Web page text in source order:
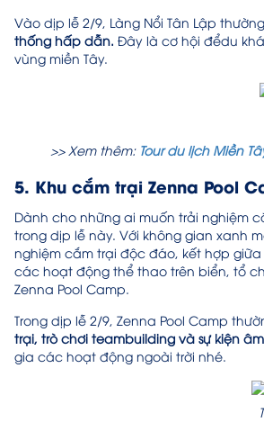
Vào dịp lễ 2/9, Làng Nổi Tân Lập
thống hấp dẫn. Đây là cơ hội đểdu
vùng miền Tây.
>> Xem thêm: Tour du lịch Miền
5. Khu cắm trại Zenna Pool
Dành cho những ai muốn trải nghiệm
trong dịp lễ này. Với không gian xanh
nghiệm cắm trại độc đáo, kết hợp
các hoạt động thể thao trên biển, tổ
Zenna Pool Camp.
Trong dịp lễ 2/9, Zenna Pool Camp
trại, trò chơi teambuilding và sự kiện
gia các hoạt động ngoài trời nhé.